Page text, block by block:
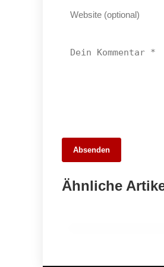
Absenden
Ähnliche
Die 10 besten
Agenturen in